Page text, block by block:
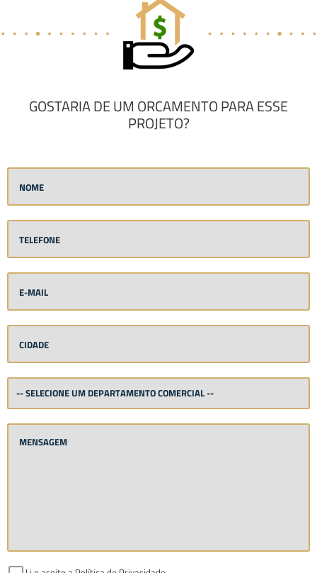
GOSTARIA DE UM ORCAMENTO PARA ESSE
PROJETO?